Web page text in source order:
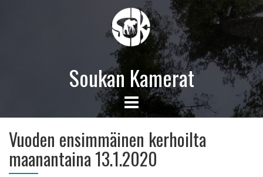
Soukan Kamerat
Vuoden ensimmäinen kerhoilta
maanantaina 13.1.2020